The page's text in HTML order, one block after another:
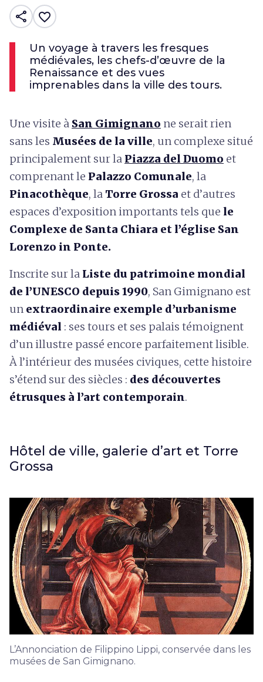
share favorite_border
Un voyage à travers les fresques
médiévales, les chefs-d’œuvre de la
Renaissance et des vues
imprenables dans la ville des tours.
Une visite à San Gimignano ne serait rien
sans les Musées de la ville, un complexe situé
principalement sur la Piazza del Duomo et
comprenant le Palazzo Comunale, la
Pinacothèque, la Torre Grossa et d’autres
espaces d’exposition importants tels que le
Complexe de Santa Chiara et l’église San
Lorenzo in Ponte.
Inscrite sur la Liste du patrimoine mondial
de l’UNESCO depuis 1990, San Gimignano est
un extraordinaire exemple d’urbanisme
médiéval : ses tours et ses palais témoignent
d’un illustre passé encore parfaitement lisible.
À l’intérieur des musées civiques, cette histoire
s’étend sur des siècles : des découvertes
étrusques à l’art contemporain.
Hôtel de ville, galerie d’art et Torre
Grossa
L’Annonciation de Filippino Lippi, conservée dans les
musées de San Gimignano.